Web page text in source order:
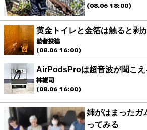
(08.06 18:00)
黄金トイレと金箔は触ると剥
読者投稿
(08.06 16:00)
AirPodsProは超音波が聞こえ
林雄司
(08.06 16:00)
姉がはまったガ
ってみる